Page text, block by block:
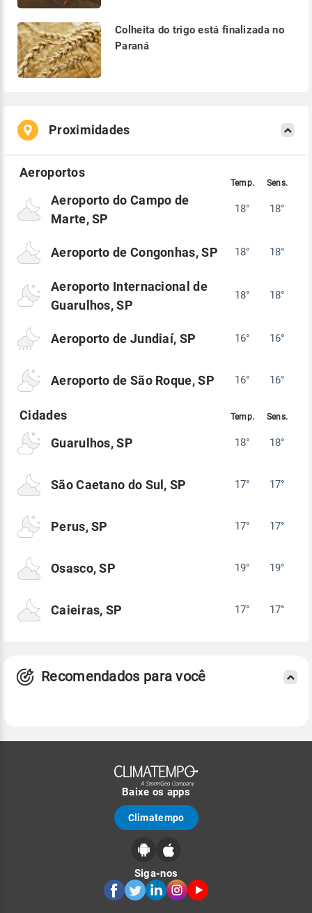
Colheita do trigo está finalizada no
Paraná
Proximidades
Aeroporto do Campo de
Marte, SP
18° 18°
Aeroporto de Congonhas, SP 18° 18°
Aeroporto Internacional de
Guarulhos, SP
18° 18°
Aeroporto de Jundiaí, SP 16° 16°
Aeroporto de São Roque, SP 16° 16°
Guarulhos, SP 18° 18°
São Caetano do Sul, SP 17° 17°
Perus, SP 17° 17°
Osasco, SP 19° 19°
Caieiras, SP 17° 17°
Recomendados para você
Baixe os apps
Climatempo
Siga-nos